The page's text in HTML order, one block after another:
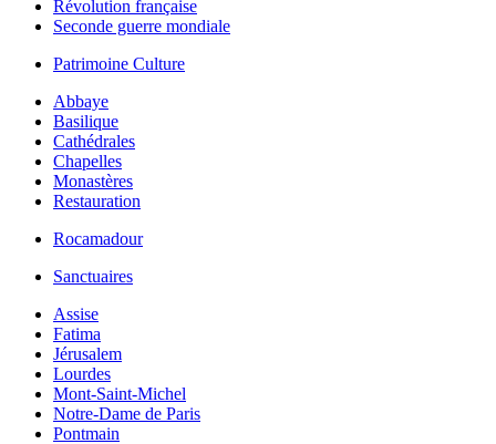
Révolution française
Seconde guerre mondiale
Patrimoine Culture
Abbaye
Basilique
Cathédrales
Chapelles
Monastères
Restauration
Rocamadour
Sanctuaires
Assise
Fatima
Jérusalem
Lourdes
Mont-Saint-Michel
Notre-Dame de Paris
Pontmain